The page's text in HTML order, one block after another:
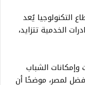
التكنولوجيا يُعد
سنوات، والصادرات الخدمية تتزايد،
الشباب
لمصر، موضحًا أن